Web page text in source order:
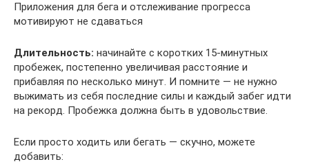
Приложения для бега и отслеживание прогресса
мотивируют не сдаваться
Длительность: начинайте с коротких 15-минутных
пробежек, постепенно увеличивая расстояние и
прибавляя по несколько минут. И помните — не нужно
выжимать из себя последние силы и каждый забег идти
на рекорд. Пробежка должна быть в удовольствие.
Если просто ходить или бегать — скучно, можете
добавить: